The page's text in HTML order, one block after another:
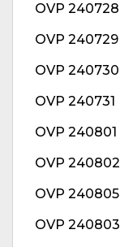
OVP 240728
OVP 240729
OVP 240730
OVP 240731
OVP 240801
OVP 240802
OVP 240805
OVP 240803